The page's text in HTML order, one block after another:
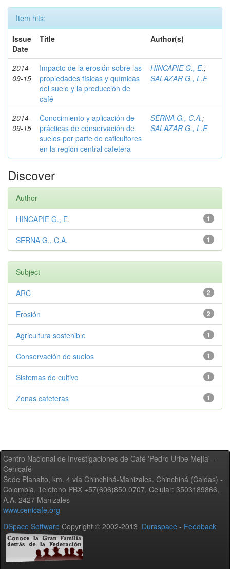
Item hits:
Issue
Date
Title Author(s)
2014-
09-15
Impacto de la erosión sobre las
propiedades físicas y químicas
del suelo y la producción de
café
HINCAPIE G., E.;
SALAZAR G., L.F.
2014-
09-15
Conocimiento y aplicación de
prácticas de conservación de
suelos por parte de caficultores
en la región central cafetera
SERNA G., C.A.;
SALAZAR G., L.F.
Discover
Author
1
HINCAPIE G., E.
1
SERNA G., C.A.
Subject
2
ARC
2
Erosión
1
Agricultura sostenible
1
Conservación de suelos
1
Sistemas de cultivo
1
Zonas cafeteras
Centro Nacional de Investigaciones de Café 'Pedro Uribe Mejía' -
Cenicafé
Sede Planalto, km. 4 vía Chinchiná-Manizales. Chinchiná (Caldas) -
Colombia, Teléfono PBX +57(606)850 0707, Celular: 3503189866,
A.A. 2427 Manizales
www.cenicafe.org
DSpace Software Copyright © 2002-2013 Duraspace - Feedback